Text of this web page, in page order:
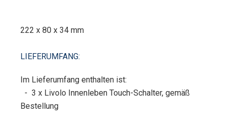
222 x 80 x 34 mm
LIEFERUMFANG:
Im Lieferumfang enthalten ist:
- 3 x Livolo Innenleben Touch-Schalter, gemäß
Bestellung